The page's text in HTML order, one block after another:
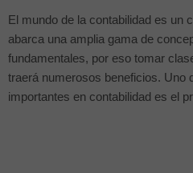
El mundo de la contabilidad es un
abarca una amplia gama de
fundamentales, por eso tomar
traerá numerosos beneficios. Uno
importantes en contabilidad es el
al menos dos cuentas. Este